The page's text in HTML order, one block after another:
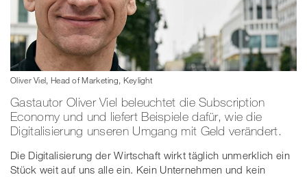
Oliver Viel, Head of Marketing, Keylight
Gastautor Oliver Viel beleuchtet die Subscription
Economy und und liefert Beispiele dafür, wie die
Digitalisierung unseren Umgang mit Geld verändert.
Die Digitalisierung der Wirtschaft wirkt täglich unmerklich ein
Stück weit auf uns alle ein. Kein Unternehmen und kein